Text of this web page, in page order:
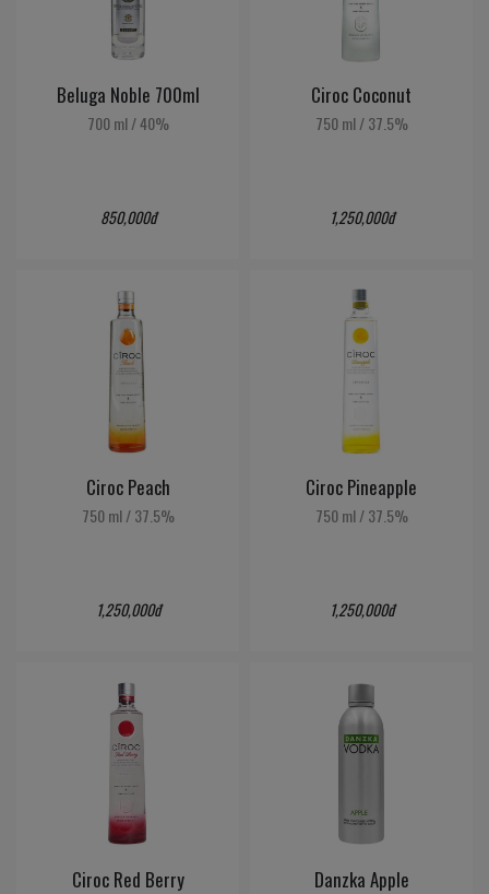
Beluga Noble 700ml
700 ml/40%
850,000đ
Ciroc Coconut
750 ml/ 37.5%
1,250,000đ
Ciroc Peach
750 ml / 37.5%
1,250,000đ
Ciroc Pineapple
750 ml / 37.5%
1,250,000đ
Ciroc Red Berry Danzka Apple